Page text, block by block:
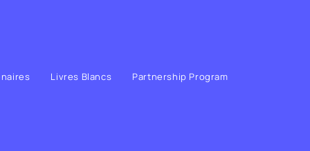
Livres Blancs Partnership Program